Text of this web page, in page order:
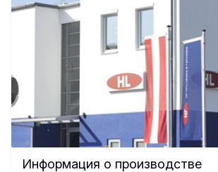
Информация о производстве